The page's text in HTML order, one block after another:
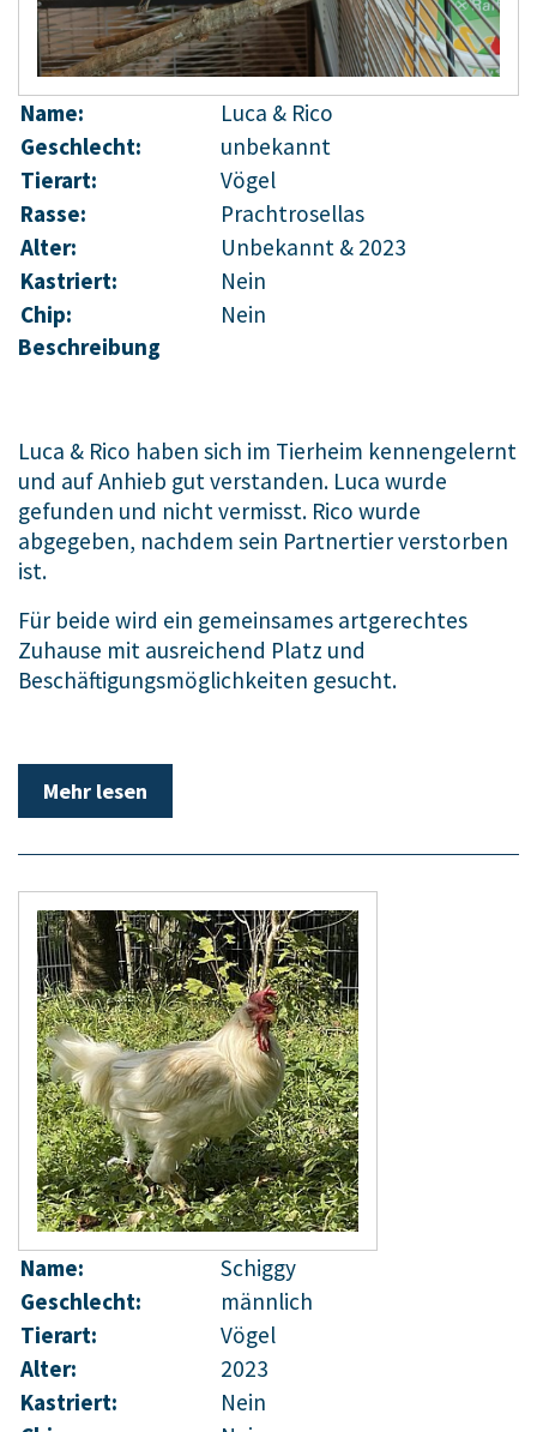
Name:
Luca & Rico
Geschlecht:
unbekannt
Tierart:
Vögel
Rasse:
Prachtrosellas
Alter:
Unbekannt & 2023
Kastriert:
Nein
Chip:
Nein
Beschreibung
Luca & Rico haben sich im Tierheim kennengelernt
und auf Anhieb gut verstanden. Luca wurde
gefunden und nicht vermisst. Rico wurde
abgegeben, nachdem sein Partnertier verstorben
ist.
Für beide wird ein gemeinsames artgerechtes
Zuhause mit ausreichend Platz und
Beschäftigungsmöglichkeiten gesucht.
Mehr lesen
Name:
Schiggy
Geschlecht:
männlich
Tierart:
Vögel
Alter:
2023
Kastriert:
Nein